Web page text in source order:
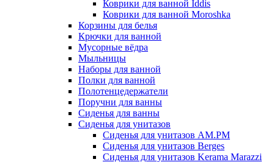
Коврики для ванной Iddis
Коврики для ванной Moroshka
Корзины для белья
Крючки для ванной
Мусорные вёдра
Мыльницы
Наборы для ванной
Полки для ванной
Полотенцедержатели
Поручни для ванны
Сиденья для ванны
Сиденья для унитазов
Сиденья для унитазов AM.PM
Сиденья для унитазов Berges
Сиденья для унитазов Kerama Marazzi